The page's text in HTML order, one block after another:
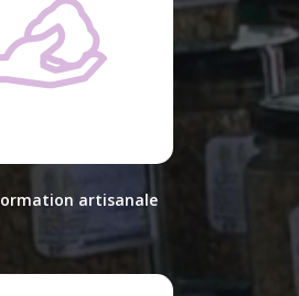
artisanale